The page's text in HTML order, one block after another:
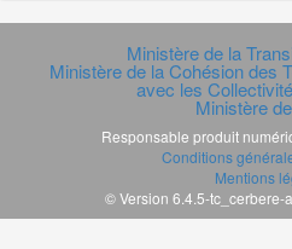
Ministère de la
Ministère de la Cohésion des
avec les
Ministère
Responsable produit
Conditions
Mentions
© Version 6.4.5-